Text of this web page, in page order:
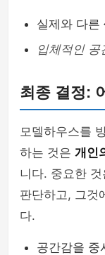
실제와 다른
입체적인 공
최종 결정:
모델하우스를
하는 것은 개인
니다. 중요한
판단하고, 그것
다.
공간감을 중